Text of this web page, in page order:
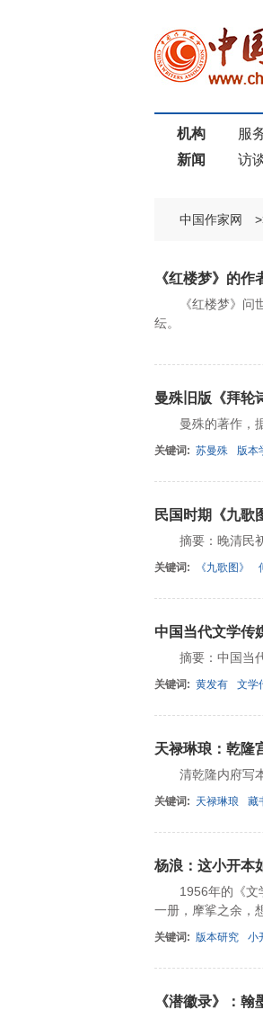
机构 服
新闻
访
中国作家网
《红楼梦》的作
《红楼梦》问世
纭。
曼殊旧版《拜轮
曼殊的著作，据
关键词: 苏曼殊 版本
民国时期《九歌
摘要：晚清民初
关键词: 《九歌图》
中国当代文学传
摘要：中国当代
关键词: 黄发有 文学
天禄琳琅：乾隆
清乾隆内府写本
关键词: 天禄琳琅 藏
杨浪：这小开本
1956年的《文学
一册，摩挲之余，
关键词: 版本研究 小
《潜徽录》：翰